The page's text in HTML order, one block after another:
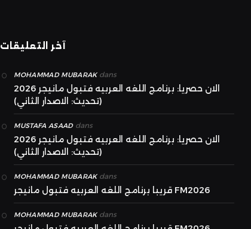
آخر التعليقات
MOHAMMAD MUBARAKdans
الان حصريا: برنامج اللغه العربيه فتبول مانيجر 2026
(تحديث: الاصدار الثاني)
MUSTAFA ASAADdans
الان حصريا: برنامج اللغه العربيه فتبول مانيجر 2026
(تحديث: الاصدار الثاني)
MOHAMMAD MUBARAKdans
قريبا برنامج اللغه العربيه فتبول مانيجر FM2026
MOHAMMAD MUBARAKdans